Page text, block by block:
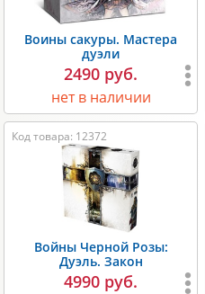
Воины сакуры. Мастера
дуэли
2490 руб.
нет в наличии
Код товара: 12372
Войны Черной Розы:
Дуэль. Закон
4990 руб.